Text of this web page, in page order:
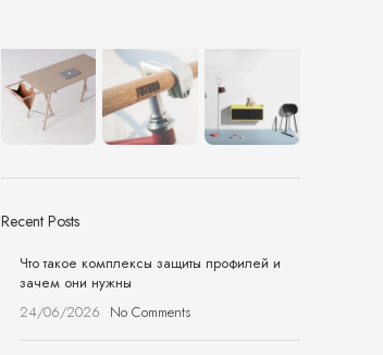
Recent Posts
Что такое комплексы защиты профилей и
зачем они нужны
24/06/2026 No Comments